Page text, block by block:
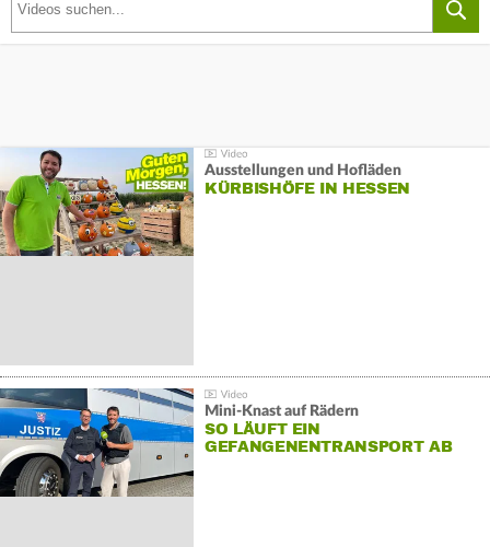
Ausstellungen und Hofläden
KÜRBISHÖFE IN HESSEN
Mini-Knast auf Rädern
SO LÄUFT EIN
GEFANGENENTRANSPORT AB